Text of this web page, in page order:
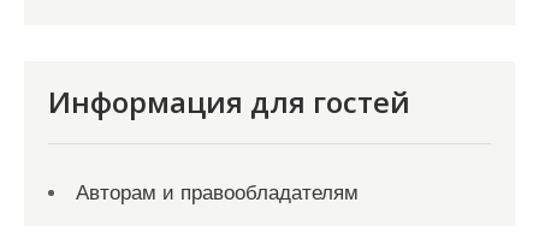
Информация для гостей
Авторам и правообладателям